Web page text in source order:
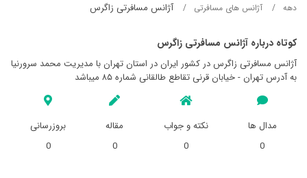
دهه آژانس های مسافرتی آژانس مسافرتی زاگرس
کوتاه درباره آژانس مسافرتی زاگرس
آژانس مسافرتی زاگرس در کشور ایران در استان تهران با مدیریت محمد سرورنيا
به آدرس تهران - خیابان قرنی تقاطع طالقانی شماره ۸۵ میباشد
مدال ها
0
نکته و جواب
0
مقاله
0
بروزرسانی
0